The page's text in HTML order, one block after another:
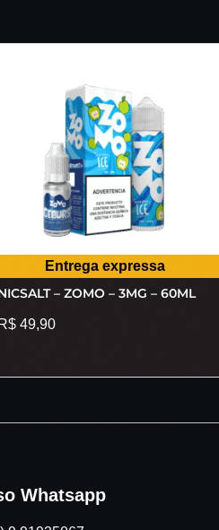
Entrega expressa
– ZOMO – 3MG – 60ML
R$49,90
Whatsapp